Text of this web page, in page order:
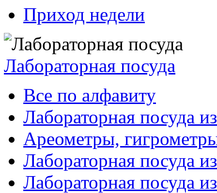
Приход недели
Лабораторная посуда
Все по алфавиту
Лабораторная посуда
Ареометры,
Лабораторная посуда
Лабораторная посуда